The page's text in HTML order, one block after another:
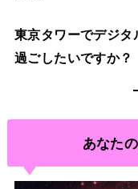
東京タワーでデジ
過ごしたいですか？
あなた